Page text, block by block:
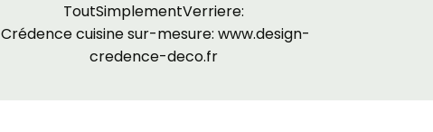
ToutSimplementVerriere:
Crédence cuisine sur-mesure:www.design-
credence-deco.fr